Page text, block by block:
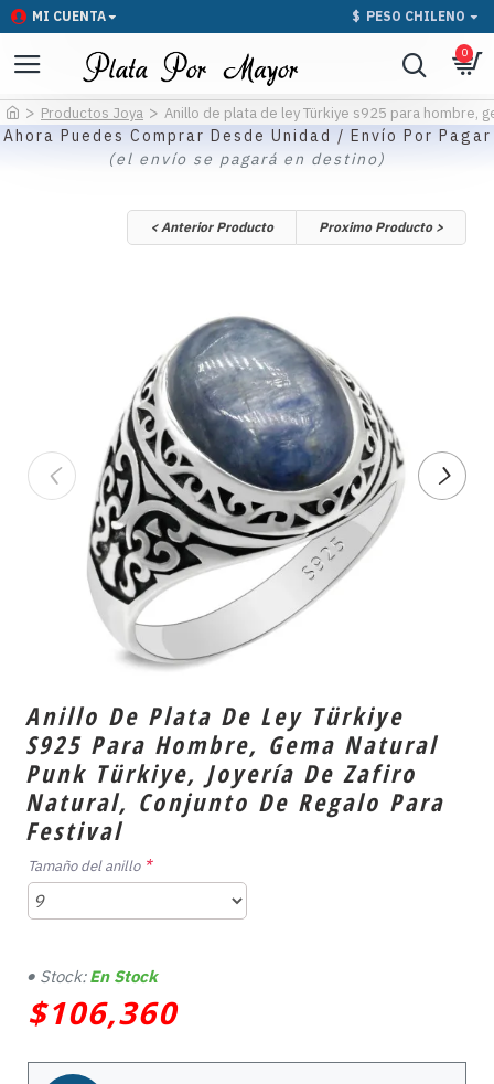
MI CUENTA $ PESO CHILENO
0
Productos Joya Anillo de plata de ley Türkiye s925 para hombre,
Ahora Puedes Comprar Desde Unidad / Envío Por Pagar
(el envío se pagará en destino)
< Anterior Producto Proximo Producto >
Anillo De Plata De Ley Türkiye
S925 Para Hombre, Gema Natural
Punk Türkiye, Joyería De Zafiro
Natural, Conjunto De Regalo Para
Festival
$106,360
Stock: En Stock
Tamaño del anillo